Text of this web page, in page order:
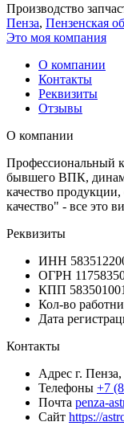
Производство
Пенза, Пензенская
Это моя компания
О компании
Контакты
Реквизиты
Отзывы
О компании
Профессиональный
бывшего ВПК,
качество
качество" - все это
Реквизиты
ИНН
ОГРН
КПП 583501001
Кол-во
Дата
Контакты
Адрес г.
Телефоны +7
Почта penza-
Сайт https://